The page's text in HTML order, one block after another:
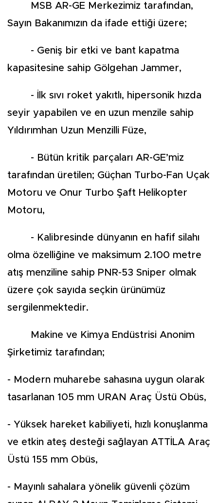
MSB AR-GE Merkezimiz tarafından,
Sayın Bakanımızın da ifade ettiği üzere;
- Geniş bir etki ve bant kapatma
kapasitesine sahip Gölgehan Jammer,
- İlk sıvı roket yakıtlı, hipersonik hızda
seyir yapabilen ve en uzun menzile sahip
Yıldırımhan Uzun Menzilli Füze,
- Bütün kritik parçaları AR-GE’miz
tarafından üretilen; Güçhan Turbo-Fan Uçak
Motoru ve Onur Turbo Şaft Helikopter
Motoru,
- Kalibresinde dünyanın en hafif silahı
olma özelliğine ve maksimum 2.100 metre
atış menziline sahip PNR-53 Sniper olmak
üzere çok sayıda seçkin ürünümüz
sergilenmektedir.
Makine ve Kimya Endüstrisi Anonim
Şirketimiz tarafından;
- Modern muharebe sahasına uygun olarak
tasarlanan 105 mm URAN Araç Üstü Obüs,
- Yüksek hareket kabiliyeti, hızlı konuşlanma
ve etkin ateş desteği sağlayan ATTİLA Araç
Üstü 155 mm Obüs,
- Mayınlı sahalara yönelik güvenli çözüm